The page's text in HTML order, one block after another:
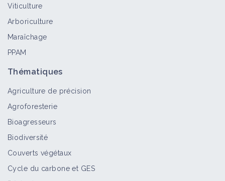
Viticulture
Arboriculture
Maraîchage
PPAM
Thématiques
Agriculture de précision
Agroforesterie
Bioagresseurs
Biodiversité
Couverts végétaux
Cycle du carbone et GES